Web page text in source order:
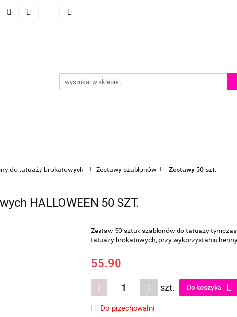
do tatuaży brokatowych Zestawy szablonów Zestawy 50 szt.
HALLOWEEN 50 SZT.
Zestaw 50 sztuk szablonów do tatuaży
tatuaży brokatowych, przy wykorzystaniu
55.90
szt. Do koszyka
Do przechowalni